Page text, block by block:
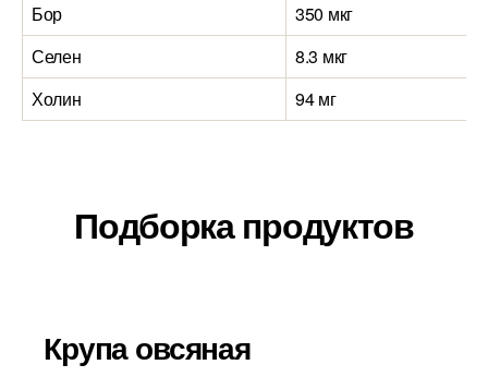
Бор
350 мкг
Селен
8.3 мкг
Холин
94 мг
Подборка продуктов
Крупа овсяная